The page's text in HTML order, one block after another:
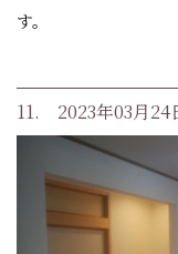
す。
11. 2023年03月24